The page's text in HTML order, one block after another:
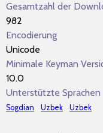
Gesamtzahl der
982
Encodierung
Unicode
Minimale Keyman
10.0
Unterstützte Sprachen
Sogdian Uzbek Uzbek